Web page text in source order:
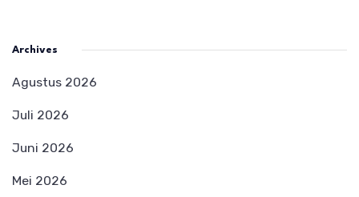
Archives
Agustus 2026
Juli 2026
Juni 2026
Mei 2026